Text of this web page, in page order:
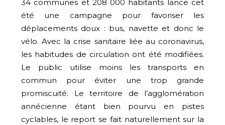
34 communes et 208 000 habitants lance cet
été une campagne pour favoriser les
déplacements doux : bus, navette et donc le
vélo. Avec la crise sanitaire liée au coronavirus,
les habitudes de circulation ont été modifiées.
Le public utilise moins les transports en
commun pour éviter une trop grande
promiscuité. Le territoire de l’agglomération
annécienne étant bien pourvu en pistes
cyclables, le report se fait naturellement sur la